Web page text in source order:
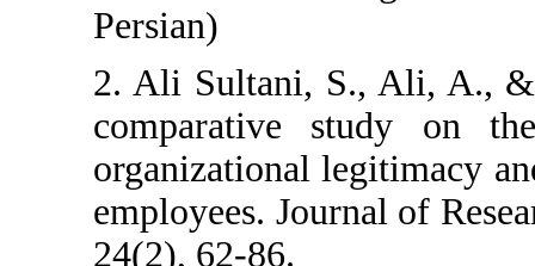
2. Ali Sultani,
comparative
organizational
employees.
24(2), 62-86.